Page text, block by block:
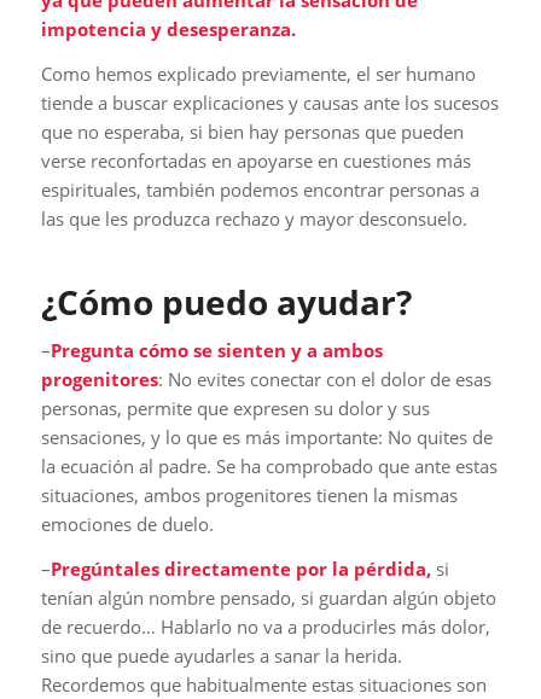
impotencia y desesperanza.
Como hemos explicado previamente, el ser humano
tiende a buscar explicaciones y causas ante los sucesos
que no esperaba, si bien hay personas que pueden
verse reconfortadas en apoyarse en cuestiones más
espirituales, también podemos encontrar personas a
las que les produzca rechazo y mayor desconsuelo.
¿Cómo puedo ayudar?
–Pregunta cómo se sienten y a ambos
progenitores: No evites conectar con el dolor de esas
personas, permite que expresen su dolor y sus
sensaciones, y lo que es más importante: No quites de
la ecuación al padre. Se ha comprobado que ante estas
situaciones, ambos progenitores tienen la mismas
emociones de duelo.
–Pregúntales directamente por la pérdida,si
tenían algún nombre pensado, si guardan algún objeto
de recuerdo… Hablarlo no va a producirles más dolor,
sino que puede ayudarles a sanar la herida.
Recordemos que habitualmente estas situaciones son